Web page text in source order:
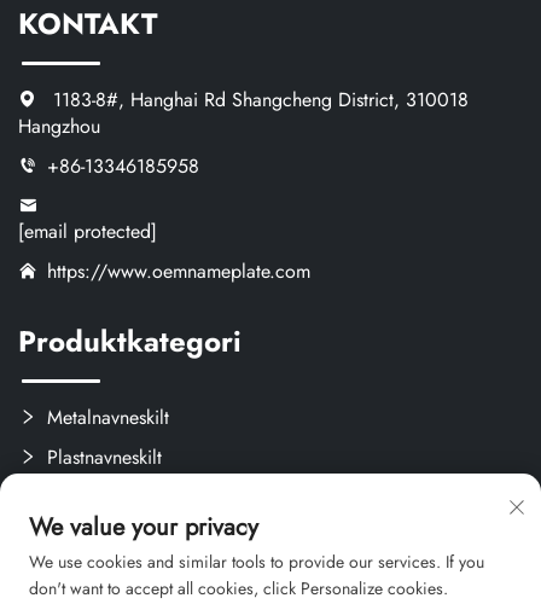
KONTAKT
1183-8#, Hanghai Rd Shangcheng District, 310018
Hangzhou
+86-13346185958
[email protected]
https://www.oemnameplate.com
Produktkategori
Metalnavneskilt
Plastnavneskilt
Brugerdefinerede Kreativprodukter
We value your privacy
We use cookies and similar tools to provide our services. If you
don't want to accept all cookies, click Personalize cookies.